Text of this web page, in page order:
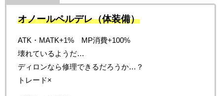
オノールペルデレ（体装備）
ATK・MATK+1% MP消費+100%
壊れているようだ…
ディロンなら修理できるだろうか…？
トレード×